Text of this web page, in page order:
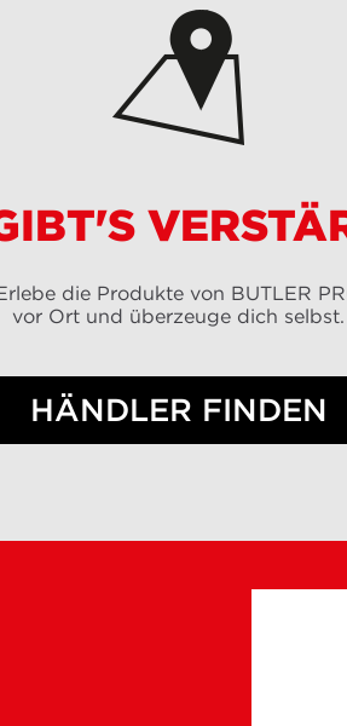
die Produkte von BUTLER
vor Ort und überzeuge dich selbst.
HÄNDLER FINDEN